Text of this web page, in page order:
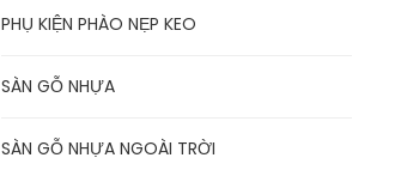
PHỤ KIỆN PHÀO NẸP KEO
SÀN GỖ NHỰA
SÀN GỖ NHỰA NGOÀI TRỜI